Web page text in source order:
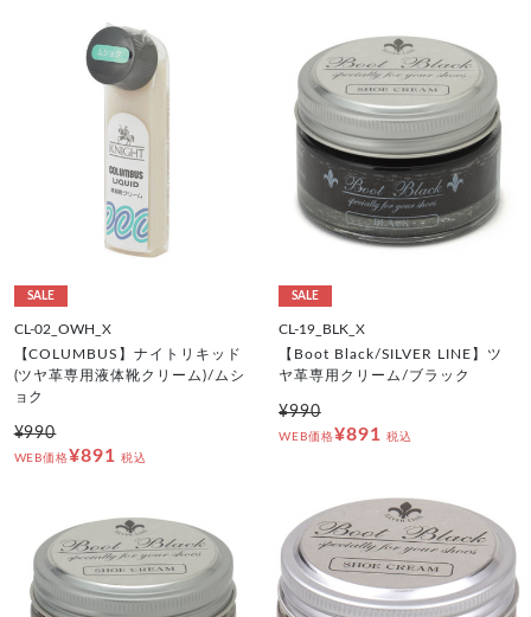
SALE
CL-02_OWH_X
【COLUMBUS】ナイトリキッド
(ツヤ革専用液体靴クリーム)/ムシ
ョク
¥990
WEB価格¥891 税込
SALE
CL-19_BLK_X
【Boot Black/SILVER LINE】ツ
ヤ革専用クリーム/ブラック
¥990
WEB価格¥891 税込